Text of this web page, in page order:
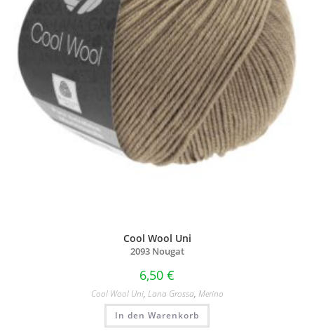
Cool Wool Uni
2093 Nougat
6,50 €
Cool Wool Uni, Lana Grossa, Merino
In den Warenkorb